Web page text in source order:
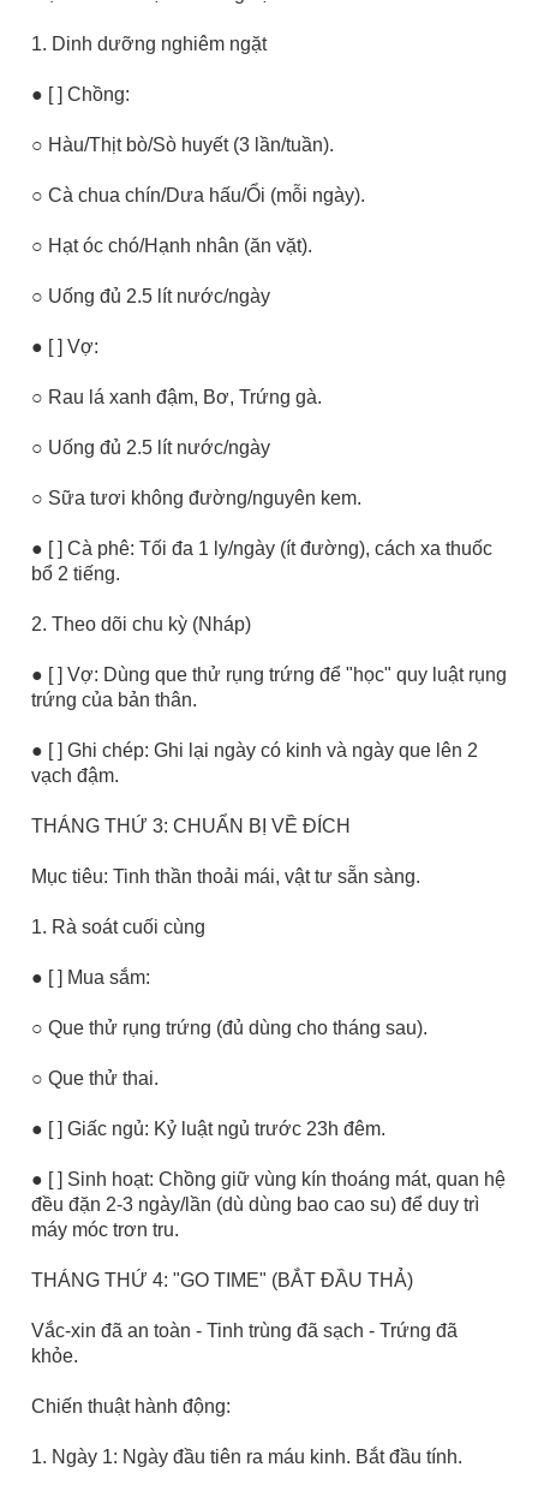
1. Dinh dưỡng nghiêm ngặt
● [ ] Chồng:
○ Hàu/Thịt bò/Sò huyết (3 lần/tuần).
○ Cà chua chín/Dưa hấu/Ổi (mỗi ngày).
○ Hạt óc chó/Hạnh nhân (ăn vặt).
○ Uống đủ 2.5 lít nước/ngày
● [ ] Vợ:
○ Rau lá xanh đậm, Bơ, Trứng gà.
○ Uống đủ 2.5 lít nước/ngày
○ Sữa tươi không đường/nguyên kem.
● [ ] Cà phê: Tối đa 1 ly/ngày (ít đường), cách xa thuốc
bổ 2 tiếng.
2. Theo dõi chu kỳ (Nháp)
● [ ] Vợ: Dùng que thử rụng trứng để "học" quy luật rụng
trứng của bản thân.
● [ ] Ghi chép: Ghi lại ngày có kinh và ngày que lên 2
vạch đậm.
THÁNG THỨ 3: CHUẨN BỊ VỀ ĐÍCH
Mục tiêu: Tinh thần thoải mái, vật tư sẵn sàng.
1. Rà soát cuối cùng
● [ ] Mua sắm:
○ Que thử rụng trứng (đủ dùng cho tháng sau).
○ Que thử thai.
● [ ] Giấc ngủ: Kỷ luật ngủ trước 23h đêm.
● [ ] Sinh hoạt: Chồng giữ vùng kín thoáng mát, quan hệ
đều đặn 2-3 ngày/lần (dù dùng bao cao su) để duy trì
máy móc trơn tru.
THÁNG THỨ 4: "GO TIME" (BẮT ĐẦU THẢ)
Vắc-xin đã an toàn - Tinh trùng đã sạch - Trứng đã
khỏe.
Chiến thuật hành động:
1. Ngày 1: Ngày đầu tiên ra máu kinh. Bắt đầu tính.